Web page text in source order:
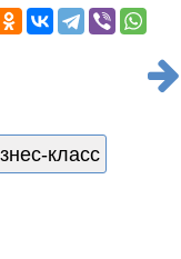
класс